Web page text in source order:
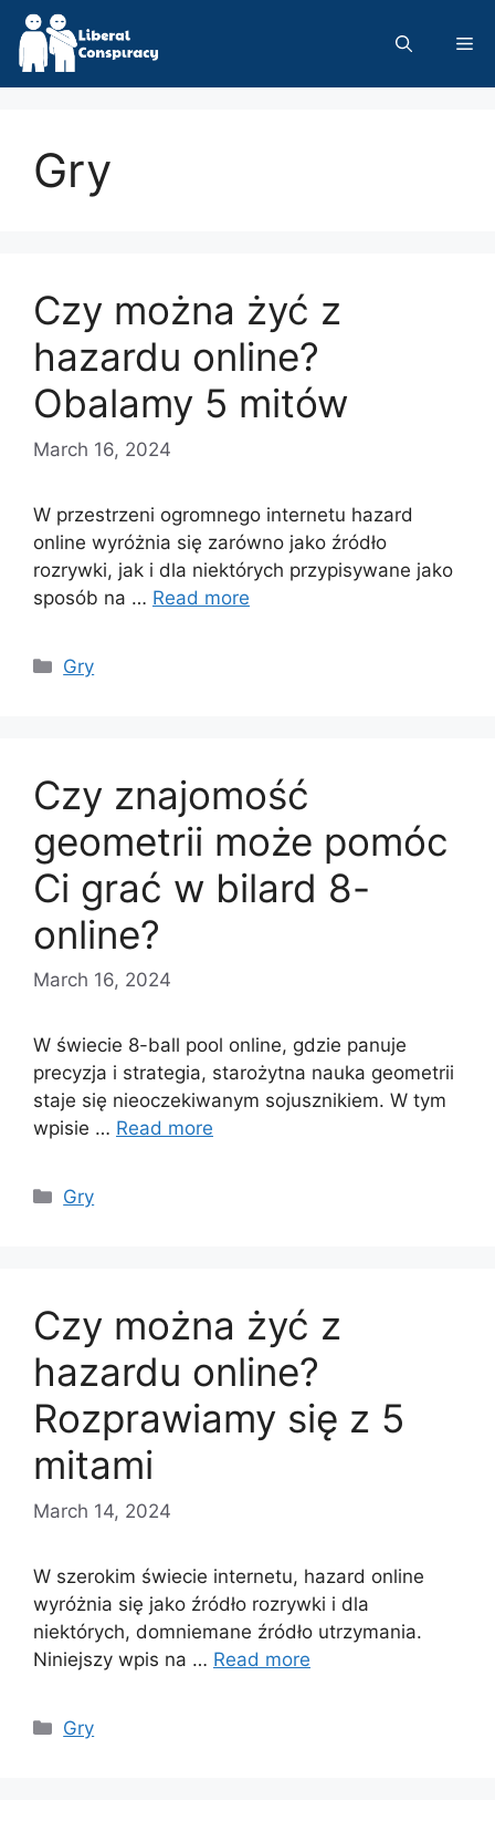
Skip
content
Gry
Czy można żyć z
hazardu online?
Obalamy 5 mitów
March 16, 2024
W przestrzeni ogromnego internetu hazard
online wyróżnia się zarówno jako źródło
rozrywki, jak i dla niektórych przypisywane jako
sposób na … Read more
Categories
Gry
Czy znajomość
geometrii może pomóc
Ci grać w bilard 8-
online?
March 16, 2024
W świecie 8-ball pool online, gdzie panuje
precyzja i strategia, starożytna nauka geometrii
staje się nieoczekiwanym sojusznikiem. W tym
wpisie … Read more
Categories
Gry
Czy można żyć z
hazardu online?
Rozprawiamy się z 5
mitami
March 14, 2024
W szerokim świecie internetu, hazard online
wyróżnia się jako źródło rozrywki i dla
niektórych, domniemane źródło utrzymania.
Niniejszy wpis na … Read more
Categories
Gry